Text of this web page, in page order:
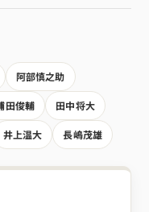
阿部慎之助
田俊輔 田中将大
井上温大 長嶋茂雄